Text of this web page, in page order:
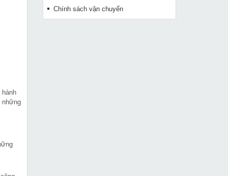
những
Chính sách vận chuyển